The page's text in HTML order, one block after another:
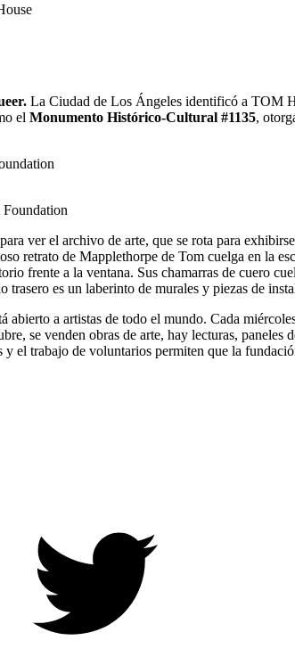
La Ciudad de Los Ángeles identificó a TOM
el Monumento Histórico-Cultural #1135,
ver el archivo de arte, que se rota para
retrato de Mapplethorpe de Tom cuelga en la
frente a la ventana. Sus chamarras de cuero
trasero es un laberinto de murales y piezas de
a artistas de todo el mundo. Cada
se venden obras de arte, hay lecturas, paneles
y el trabajo de voluntarios permiten que la